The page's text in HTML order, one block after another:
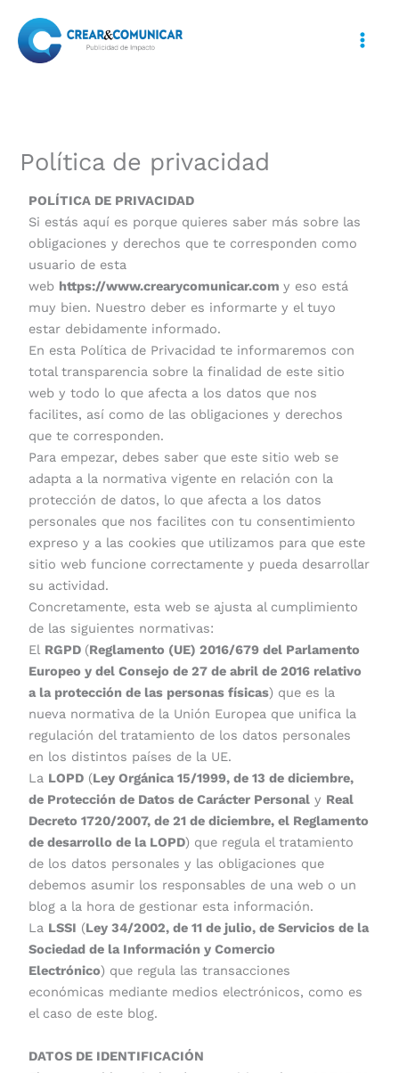
contenido
Política de privacidad
POLÍTICA DE PRIVACIDAD
Si estás aquí es porque quieres saber más sobre las
obligaciones y derechos que te corresponden como
usuario de esta
web https://www.crearycomunicar.comy eso está
muy bien. Nuestro deber es informarte y el tuyo
estar debidamente informado.
En esta Política de Privacidad te informaremos con
total transparencia sobre la finalidad de este sitio
web y todo lo que afecta a los datos que nos
facilites, así como de las obligaciones y derechos
que te corresponden.
Para empezar, debes saber que este sitio web se
adapta a la normativa vigente en relación con la
protección de datos, lo que afecta a los datos
personales que nos facilites con tu consentimiento
expreso y a las cookies que utilizamos para que este
sitio web funcione correctamente y pueda desarrollar
su actividad.
Concretamente, esta web se ajusta al cumplimiento
de las siguientes normativas:
El RGPD (Reglamento (UE) 2016/679 del Parlamento
Europeo y del Consejo de 27 de abril de 2016 relativo
a la protección de las personas físicas) que es la
nueva normativa de la Unión Europea que unifica la
regulación del tratamiento de los datos personales
en los distintos países de la UE.
La LOPD (Ley Orgánica 15/1999, de 13 de diciembre,
de Protección de Datos de Carácter Personal y Real
Decreto 1720/2007, de 21 de diciembre, el Reglamento
de desarrollo de la LOPD) que regula el tratamiento
de los datos personales y las obligaciones que
debemos asumir los responsables de una web o un
blog a la hora de gestionar esta información.
La LSSI (Ley 34/2002, de 11 de julio, de Servicios de la
Sociedad de la Información y Comercio
Electrónico) que regula las transacciones
económicas mediante medios electrónicos, como es
el caso de este blog.
DATOS DE IDENTIFICACIÓN